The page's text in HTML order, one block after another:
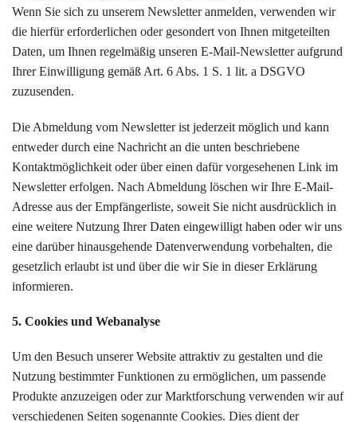
Wenn Sie sich zu unserem Newsletter anmelden, verwenden wir
die hierfür erforderlichen oder gesondert von Ihnen mitgeteilten
Daten, um Ihnen regelmäßig unseren E-Mail-Newsletter aufgrund
Ihrer Einwilligung gemäß Art. 6 Abs. 1 S. 1 lit. a DSGVO
zuzusenden.
Die Abmeldung vom Newsletter ist jederzeit möglich und kann
entweder durch eine Nachricht an die unten beschriebene
Kontaktmöglichkeit oder über einen dafür vorgesehenen Link im
Newsletter erfolgen. Nach Abmeldung löschen wir Ihre E-Mail-
Adresse aus der Empfängerliste, soweit Sie nicht ausdrücklich in
eine weitere Nutzung Ihrer Daten eingewilligt haben oder wir uns
eine darüber hinausgehende Datenverwendung vorbehalten, die
gesetzlich erlaubt ist und über die wir Sie in dieser Erklärung
informieren.
5. Cookies und Webanalyse
Um den Besuch unserer Website attraktiv zu gestalten und die
Nutzung bestimmter Funktionen zu ermöglichen, um passende
Produkte anzuzeigen oder zur Marktforschung verwenden wir auf
verschiedenen Seiten sogenannte Cookies. Dies dient der